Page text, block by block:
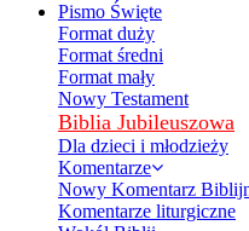
Pismo Święte
Format duży
Format średni
Format mały
Nowy Testament
Biblia Jubileuszowa
Dla dzieci i młodzieży
Komentarze
Nowy Komentarz
Komentarze liturgiczne